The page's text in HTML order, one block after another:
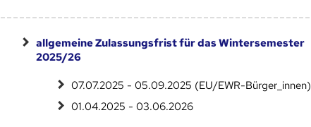
allgemeine Zulassungsfrist für das Wintersemester
2025/26
07.07.2025 - 05.09.2025 (EU/EWR-Bürger_innen)
01.04.2025 - 03.06.2026